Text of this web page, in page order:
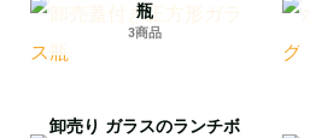
瓶
3商品
卸売り ガラスのランチボ